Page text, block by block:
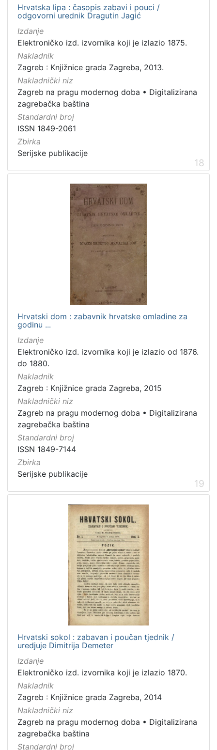
Hrvatska lipa : časopis zabavi i pouci /
odgovorni urednik Dragutin Jagić
Izdanje
Elektroničko izd. izvornika koji je izlazio 1875.
Nakladnik
Zagreb : Knjižnice grada Zagreba, 2013.
Nakladnički niz
Zagreb na pragu modernog doba • Digitalizirana
zagrebačka baština
Standardni broj
ISSN 1849-2061
Zbirka
Serijske publikacije
18
Hrvatski dom : zabavnik hrvatske omladine za
godinu ...
Izdanje
Elektroničko izd. izvornika koji je izlazio od 1876.
do 1880.
Nakladnik
Zagreb : Knjižnice grada Zagreba, 2015
Nakladnički niz
Zagreb na pragu modernog doba • Digitalizirana
zagrebačka baština
Standardni broj
ISSN 1849-7144
Zbirka
Serijske publikacije
19
Hrvatski sokol : zabavan i poučan tjednik /
uredjuje Dimitrija Demeter
Izdanje
Elektroničko izd. izvornika koji je izlazio 1870.
Nakladnik
Zagreb : Knjižnice grada Zagreba, 2014
Nakladnički niz
Zagreb na pragu modernog doba • Digitalizirana
zagrebačka baština
Standardni broj